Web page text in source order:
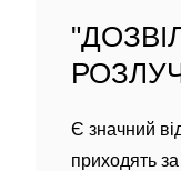
Є значний
приходять